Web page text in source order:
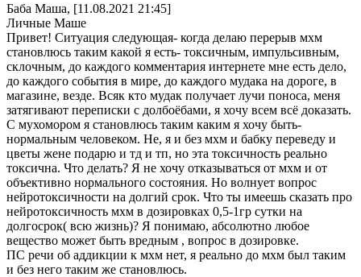
Баба Маша, [11.08.2021 21:45]
Личные Маше
Привет! Ситуация следующая- когда делаю перерыв мхм
становлюсь таким какой я есть- токсичным, импульсивным,
склочным, до каждого комментария интернете мне есть дело,
до каждого события в мире, до каждого мудака на дороге, в
магазине, везде. Всяк кто мудак получает лучи поноса, меня
затягивают переписки с долбоёбами, я хочу всем всё доказать.
С мухомором я становлюсь таким каким я хочу быть-
нормальным человеком. Не, я и без мхм и бабку переведу и
цветы жене подарю и тд и тп, но эта токсичность реально
токсична. Что делать? Я не хочу отказываться от мхм и от
объективно нормального состояния. Но волнует вопрос
нейротоксичности на долгий срок. Что ты имеешь сказать про
нейротоксичность мхм в дозировках 0,5-1гр сутки на
долгосрок( всю жизнь)? Я понимаю, абсолютно любое
вещество может быть вредным , вопрос в дозировке.
ПС речи об аддикции к мхм нет, я реально до мхм был таким
и без него таким же становлюсь.